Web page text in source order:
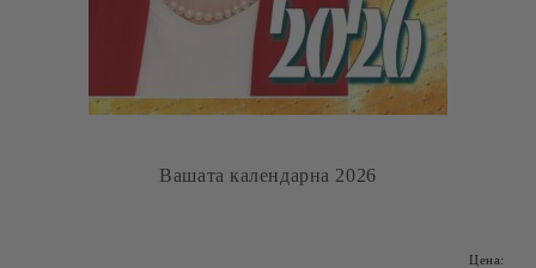
Вашата календарна 2026
Цена: